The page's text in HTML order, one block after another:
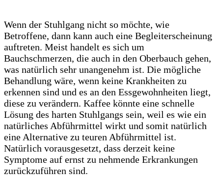
Wenn der Stuhlgang nicht so möchte, wie
Betroffene, dann kann auch eine Begleiterscheinung
auftreten. Meist handelt es sich um
Bauchschmerzen, die auch in den Oberbauch gehen,
was natürlich sehr unangenehm ist. Die mögliche
Behandlung wäre, wenn keine Krankheiten zu
erkennen sind und es an den Essgewohnheiten liegt,
diese zu verändern. Kaffee könnte eine schnelle
Lösung des harten Stuhlgangs sein, weil es wie ein
natürliches Abführmittel wirkt und somit natürlich
eine Alternative zu teuren Abführmittel ist.
Natürlich vorausgesetzt, dass derzeit keine
Symptome auf ernst zu nehmende Erkrankungen
zurückzuführen sind.